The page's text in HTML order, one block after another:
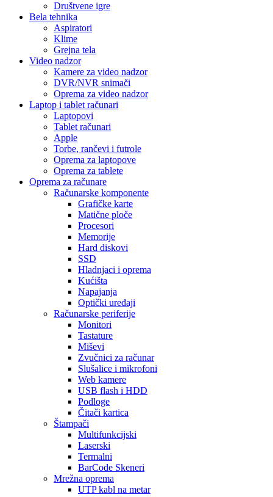
Društvene igre
Bela tehnika
Aspiratori
Klime
Grejna tela
Video nadzor
Kamere za video nadzor
DVR/NVR snimači
Oprema za video nadzor
Laptop i tablet računari
Laptopovi
Tablet računari
Apple
Torbe, rančevi i futrole
Oprema za laptopove
Oprema za tablete
Oprema za računare
Računarske komponente
Grafičke karte
Matične ploče
Procesori
Memorije
Hard diskovi
SSD
Hladnjaci i oprema
Kućišta
Napajanja
Optički uređaji
Računarske periferije
Monitori
Tastature
Miševi
Zvučnici za računar
Slušalice i mikrofoni
Web kamere
USB flash i HDD
Podloge
Čitači kartica
Štampači
Multifunkcijski
Laserski
Termalni
BarCode Skeneri
Mrežna oprema
UTP kabl na metar